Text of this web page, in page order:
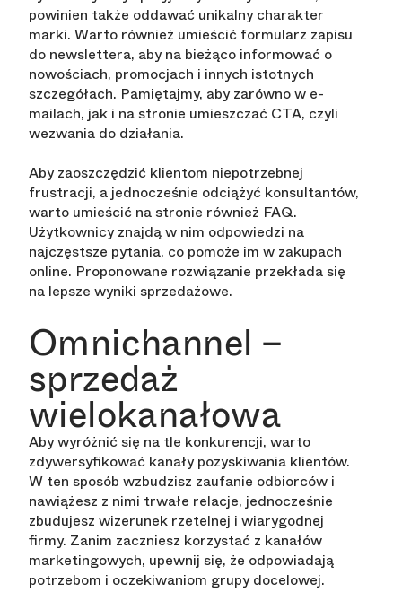
powinien także oddawać unikalny charakter
marki. Warto również umieścić formularz zapisu
do newslettera, aby na bieżąco informować o
nowościach, promocjach i innych istotnych
szczegółach. Pamiętajmy, aby zarówno w e-
mailach, jak i na stronie umieszczać CTA, czyli
wezwania do działania.
Aby zaoszczędzić klientom niepotrzebnej
frustracji, a jednocześnie odciążyć konsultantów,
warto umieścić na stronie również FAQ.
Użytkownicy znajdą w nim odpowiedzi na
najczęstsze pytania, co pomoże im w zakupach
online. Proponowane rozwiązanie przekłada się
na lepsze wyniki sprzedażowe.
Omnichannel –
sprzedaż
wielokanałowa
Aby wyróżnić się na tle konkurencji, warto
zdywersyfikować kanały pozyskiwania klientów.
W ten sposób wzbudzisz zaufanie odbiorców i
nawiążesz z nimi trwałe relacje, jednocześnie
zbudujesz wizerunek rzetelnej i wiarygodnej
firmy. Zanim zaczniesz korzystać z kanałów
marketingowych, upewnij się, że odpowiadają
potrzebom i oczekiwaniom grupy docelowej.